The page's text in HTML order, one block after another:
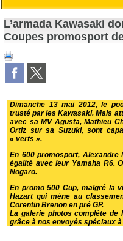
L’armada Kawasaki
Coupes promosport
Dimanche 13 mai 2012, le
trusté par les Kawasaki. Mais
avec sa MV Agusta, Mathieu
Ortiz sur sa Suzuki, sont
« verts ».
En 600 promosport,
égalité avec leur Yamaha R6.
Nogaro.
En promo 500 Cup, malgré la
Hazart qui mène au
Corentin Brenon en pré GP.
La galerie photos complète de
grâce à nos envoyés spéciaux